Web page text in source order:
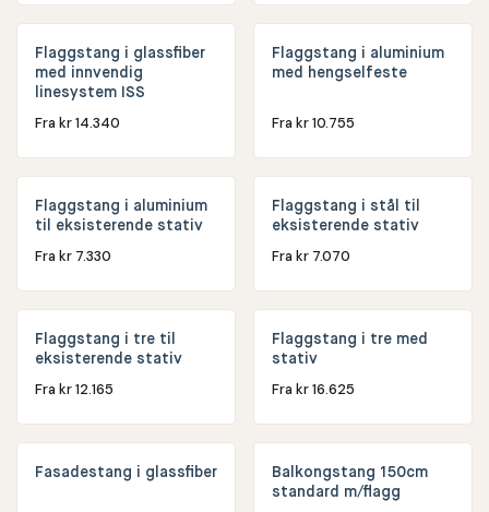
Flaggstang i glassfiber
med innvendig
linesystem ISS
Fra kr14.340
Flaggstang i aluminium
med hengselfeste
Fra kr10.755
Flaggstang i aluminium
til eksisterende stativ
Fra kr 7.330
Flaggstang i stål til
eksisterende stativ
Fra kr 7.070
Flaggstang i tre til
eksisterende stativ
Fra kr12.165
Flaggstang i tre med
stativ
Fra kr16.625
Fasadestang i glassfiber
Balkongstang 150cm
standard m/flagg